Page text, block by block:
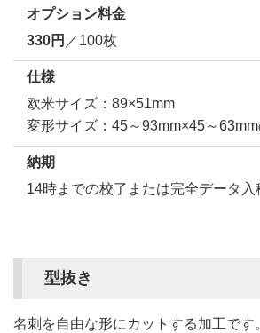
オプション料金
330円 ／100枚
仕様
欧米サイズ：89×51mm
変形サイズ：45～93mm×45～
納期
14時までの校了または完全データ
型抜き
名刺を自由な形にカットする加工です